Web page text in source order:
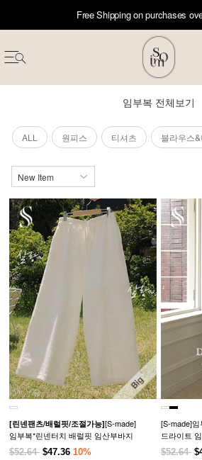
Free Shipping on purchases
50
임부복 전체보기
ALL 원피스 티셔츠 블라우스&
[린넨팬츠/배럴핏/조절가능][S-made]
임부복*린넨터치 배럴핏 임산부바지
$52.64 $47.36 10%
[S-made]
드라이트
$52.64